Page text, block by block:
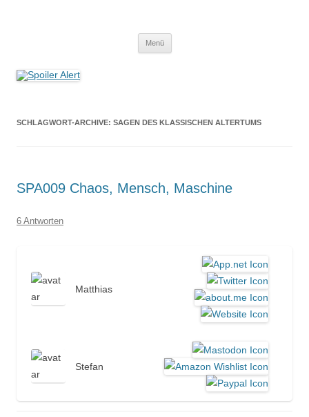
Menü
SCHLAGWORT-ARCHIVE: SAGEN DES KLASSISCHEN ALTERTUMS
SPA009 Chaos, Mensch, Maschine
6 Antworten
Matthias
Stefan